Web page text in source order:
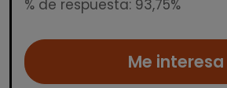
% de respuesta: 93,75%
Me interesa